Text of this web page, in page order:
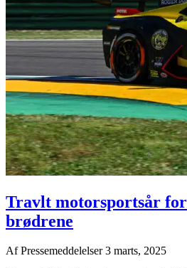
Travlt motorsportsår
brødrene
AfPressemeddelelser3 marts, 2025